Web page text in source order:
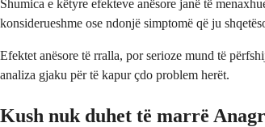
Shumica e këtyre efekteve anësore janë të
konsiderueshme ose ndonjë simptomë që ju
Efektet anësore të rralla, por serioze mund të
analiza gjaku për të kapur çdo problem herët.
Kush nuk duhet të marrë